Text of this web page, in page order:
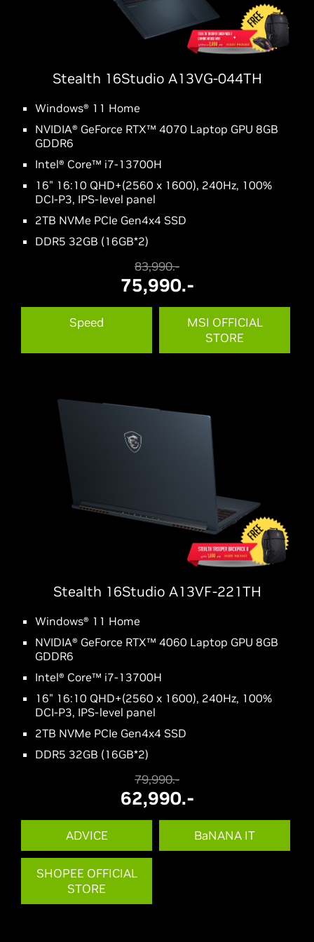
Stealth 16Studio A13VG-044TH
Windows® 11 Home
NVIDIA® GeForce RTX™ 4070 Laptop GPU 8GB
GDDR6
Intel® Core™ i7-13700H
16" 16:10 QHD+(2560 x 1600), 240Hz, 100%
DCI-P3, IPS-level panel
2TB NVMe PCIe Gen4x4 SSD
DDR5 32GB (16GB*2)
83,990.-
75,990.-
Speed
MSI OFFICIAL
STORE
Stealth 16Studio A13VF-221TH
Windows® 11 Home
NVIDIA® GeForce RTX™ 4060 Laptop GPU 8GB
GDDR6
Intel® Core™ i7-13700H
16" 16:10 QHD+(2560 x 1600), 240Hz, 100%
DCI-P3, IPS-level panel
2TB NVMe PCIe Gen4x4 SSD
DDR5 32GB (16GB*2)
79,990.-
62,990.-
ADVICE BaNANA IT
SHOPEE OFFICIAL
STORE